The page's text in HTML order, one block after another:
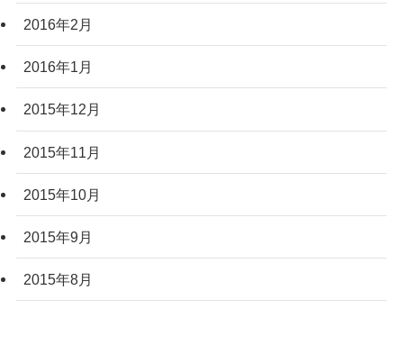
2016年2月
2016年1月
2015年12月
2015年11月
2015年10月
2015年9月
2015年8月